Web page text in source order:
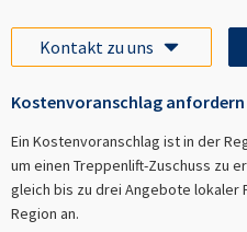
Kontakt zu uns
Kostenvoranschlag anfordern
Ein Kostenvoranschlag ist in der
um einen Treppenlift-Zuschuss zu
gleich bis zu drei Angebote lokaler
Region an.